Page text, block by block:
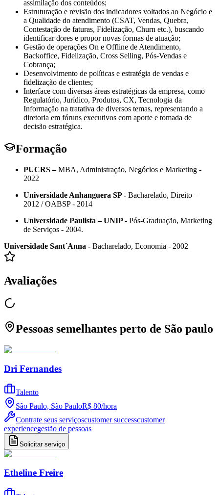
assimilação dos conteúdos;
Estruturação e revisão dos indicadores voltados ao Negócio e
a Qualidade do atendimento (CSAT, Vendas, Quebra,
Contestação de faturas, Fidelização, Churn etc.), buscando
identificar dores e propor novas formas de atuação;
Gestão de operações On e Offline de Atendimento,
Backoffice, Fidelização, Cross Selling, Pós-Vendas e
Cobrança;
Desenvolvimento de políticas e estratégia de vendas e
fidelização de clientes;
Interface com diversas áreas estratégicas da empresa, como
Regulatório, Jurídico, Produtos, CX, Tecnologia da
Informação na tratativa de diversos temas, representando a
diretoria em fóruns executivos com aporte e tomada de
decisão estratégica.
Formação
PUCRS –MBA, Administração, Negócios e Marketing -
2022
Universidade Anhanguera SP - Bacharelado, Direito –
2012 / OABSP - 2014
Universidade Paulista – UNIP - Pós-Graduação, Marketing
de Serviços - 2004.
Universidade Sant´Anna - Bacharelado, Economia - 2002
Avaliações
Pessoas semelhantes perto de São paulo
Dri Fernandes
Talento
São Paulo, São PauloR$ 80/hora
Contrate seus serviçoscustomer successcustomer
experiencegestão de pessoas
Solicitar serviço
Etheline Freire